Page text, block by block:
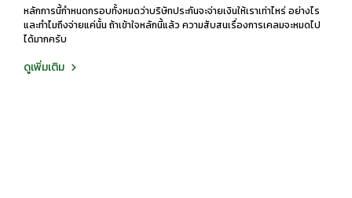
หลักการนี้กำหนดกรอบทั้งหมดว่าบริษัทประกันจะจ่ายเงินให้เราเท่าไหร่ อย่างไร
และทำไมถึงจ่ายแค่นั้น ถ้าเข้าใจหลักนี้แล้ว ความสับสนเรื่องการเคลมจะหมดไป
ได้มากครับ
ดูเพิ่มเติม